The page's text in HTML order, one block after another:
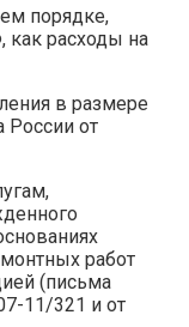
порядке,
как расходы на
в размере
России от
работ
(письма
11/321 и от